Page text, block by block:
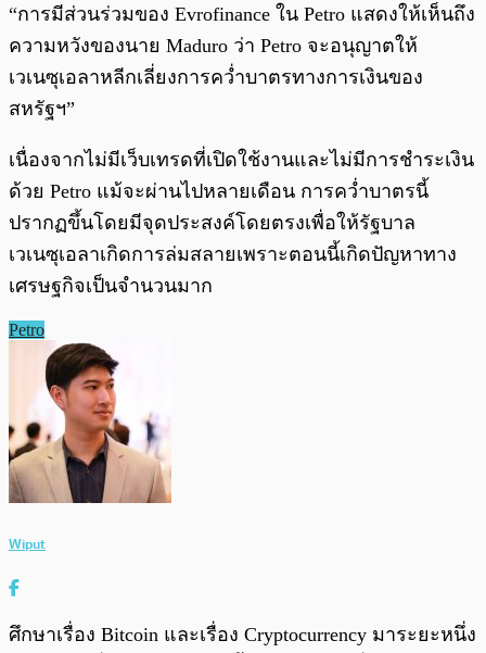
“การมีส่วนร่วมของ Evrofinance ใน Petro แสดงให้เห็นถึง
ความหวังของนาย Maduro ว่า Petro จะอนุญาตให้
เวเนซุเอลาหลีกเลี่ยงการคว่ำบาตรทางการเงินของ
สหรัฐฯ”
เนื่องจากไม่มีเว็บเทรดที่เปิดใช้งานและไม่มีการชำระเงิน
ด้วย Petro แม้จะผ่านไปหลายเดือน การคว่ำบาตรนี้
ปรากฏขึ้นโดยมีจุดประสงค์โดยตรงเพื่อให้รัฐบาล
เวเนซุเอลาเกิดการล่มสลายเพราะตอนนี้เกิดปัญหาทาง
เศรษฐกิจเป็นจำนวนมาก
Petro
Wiput
ศึกษาเรื่อง Bitcoin และเรื่อง Cryptocurrency มาระยะหนึ่ง